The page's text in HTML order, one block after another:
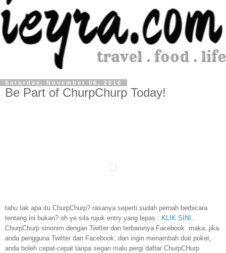
Saturday, November 06, 2010
Be Part of ChurpChurp Today!
tahu tak apa itu ChurpChurp? rasanya seperti sudah pernah berbicara
tentang ini bukan? oh ye sila rujuk entry yang lepas : KLIK SINI.
ChurpChurp sinonim dengan Twitter dan terbarunya Facebook. maka, jika
anda pengguna Twitter dan Facebook, dan ingin menambah duit poket,
anda boleh cepat-cepat tanpa segan malu pergi daftar ChurpCHurp